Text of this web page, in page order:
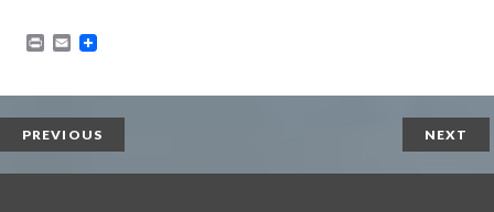
P
n
E
i
PREVIOUS NEXT